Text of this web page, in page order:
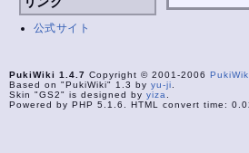
公式サイト
PukiWiki 1.4.7 Copyright © 2001-2006
Based on "PukiWiki" 1.3 by yu-ji
Skin "GS2" is designed by yiza
Powered by PHP 5.1.6. HTML convert time: